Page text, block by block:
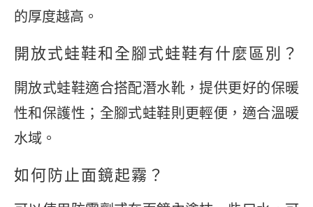
的厚度越高。
開放式蛙鞋和全腳式蛙鞋有什麼區別？
開放式蛙鞋適合搭配潛水靴，提供更好的保暖
性和保護性；全腳式蛙鞋則更輕便，適合溫暖
水域。
如何防止面鏡起霧？